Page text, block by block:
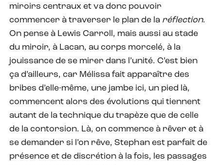
miroirs centraux et va donc pouvoir
commencer à traverser le plan de la réflection.
On pense à Lewis Carroll, mais aussi au stade
du miroir, à Lacan, au corps morcelé, à la
jouissance de se mirer dans l’unité. C’est bien
ça d’ailleurs, car Mélissa fait apparaître des
bribes d’elle-même, une jambe ici, un pied là,
commencent alors des évolutions qui tiennent
autant de la technique du trapèze que de celle
de la contorsion. Là, on commence à rêver et à
se demander si l’on rêve, Stephan est parfait de
présence et de discrétion à la fois, les passages